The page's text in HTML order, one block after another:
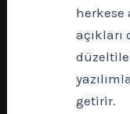
herkese
açıkları
getirir.